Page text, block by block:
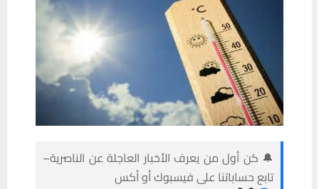
🔔 كن أول من يعرف الأخبار العاجلة عن الناصرية–
تابع حساباتنا على فيسبوك أو أكس